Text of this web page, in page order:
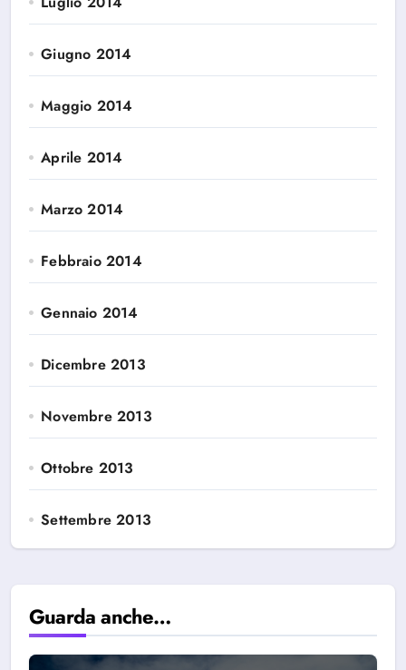
Giugno 2014
Maggio 2014
Aprile 2014
Marzo 2014
Febbraio 2014
Gennaio 2014
Dicembre 2013
Novembre 2013
Ottobre 2013
Settembre 2013
Guarda anche…